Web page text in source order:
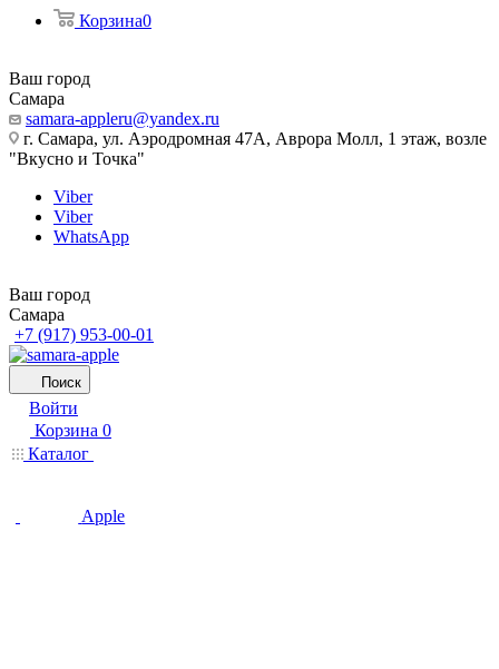
Корзина0
Ваш город
Самара
samara-appleru@yandex.ru
г. Самара, ул. Аэродромная 47А, Аврора Молл, 1 этаж, возле
"Вкусно и Точка"
Viber
Viber
WhatsApp
Ваш город
Самара
+7 (917) 953-00-01
Поиск
Войти
Корзина 0
Каталог
Apple